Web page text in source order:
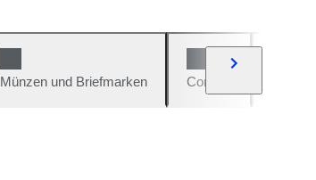
Münzen und Briefmarken Comics